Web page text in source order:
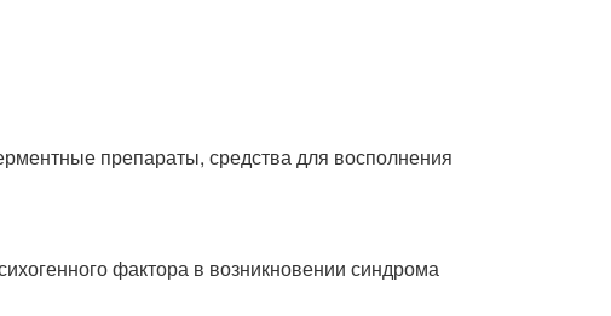
препараты, средства для восполнения
фактора в возникновении синдрома